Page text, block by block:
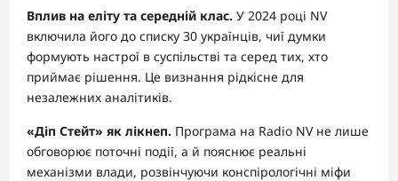
Вплив на еліту та середній клас. У 2024 році NV
включила його до списку 30 українців, чиї думки
формують настрої в суспільстві та серед тих, хто
приймає рішення. Це визнання рідкісне для
незалежних аналітиків.
«Діп Стейт» як лікнеп. Програма на Radio NV не лише
обговорює поточні події, а й пояснює реальні
механізми влади, розвінчуючи конспірологічні міфи